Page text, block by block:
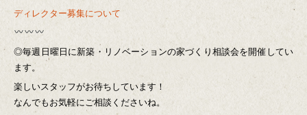
ディレクター募集について
◎毎週日曜日に新築・リノベーションの家づくり相談会を開催してい
ます。
楽しいスタッフがお待ちしています！
なんでもお気軽にご相談くださいね。